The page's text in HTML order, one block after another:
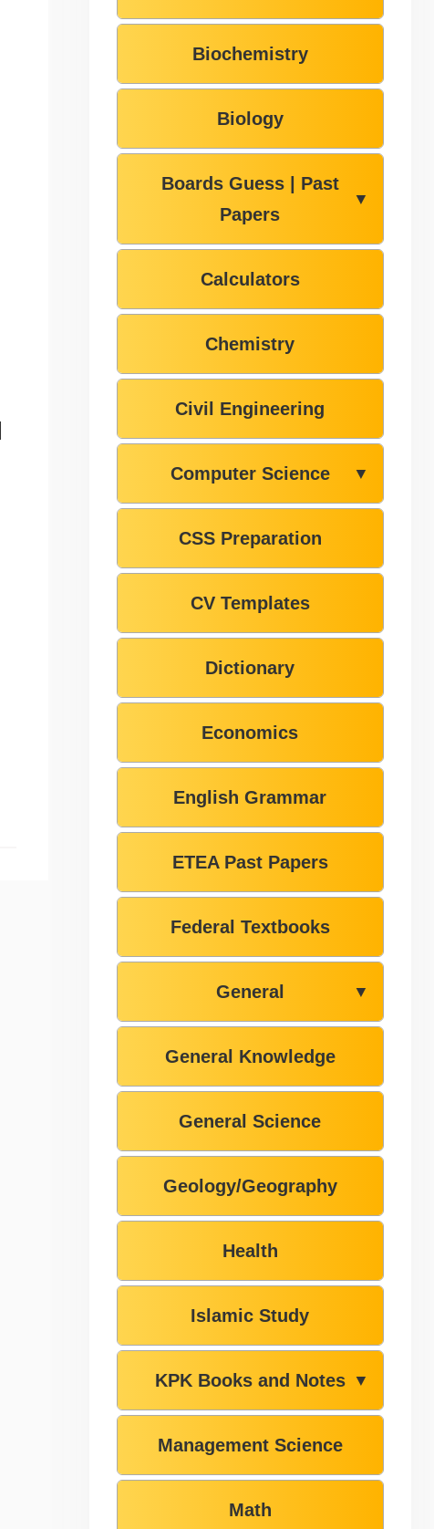
Biochemistry
Biology
Boards Guess | Past
Papers
▼
Calculators
Chemistry
Civil Engineering
Computer Science ▼
CSS Preparation
CV Templates
Dictionary
Economics
English Grammar
ETEA Past Papers
Federal Textbooks
General ▼
General Knowledge
General Science
Geology/Geography
Health
Islamic Study
KPK Books and Notes ▼
Management Science
Math